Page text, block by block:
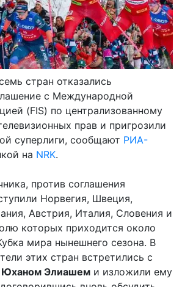
стран отказались
с Международной
(FIS) по централизованному
прав и пригрозили
суперлиги, сообщают РИА-
на NRK.
против соглашения
Норвегия, Швеция,
Австрия, Италия, Словения и
которых приходится около
мира нынешнего сезона. В
этих стран встретились с
Юханом Элиашем и изложили ему